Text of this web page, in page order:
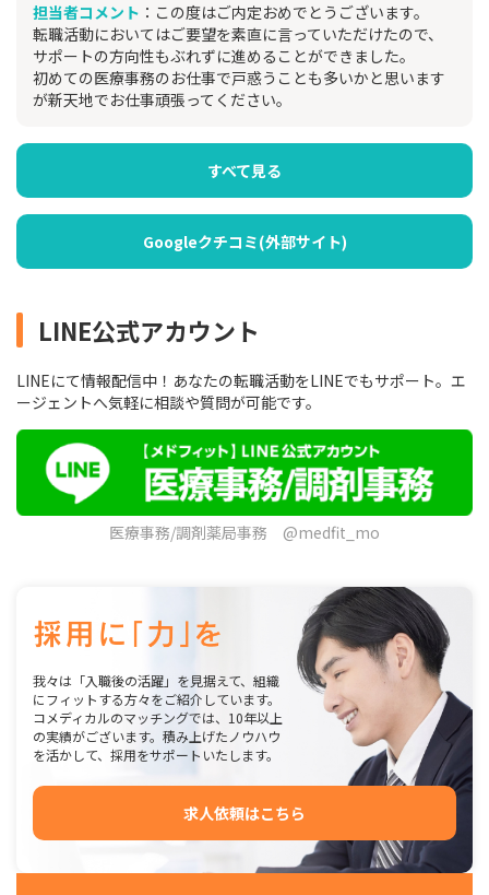
担当者コメント ：この度はご内定おめでとうございます。
転職活動においてはご要望を素直に言っていただけたので、
サポートの方向性もぶれずに進めることができました。
初めての医療事務のお仕事で戸惑うことも多いかと思います
が新天地でお仕事頑張ってください。
すべて見る
Googleクチコミ(外部サイト)
LINE公式アカウント
LINEにて情報配信中！あなたの転職活動をLINEでもサポート。エ
ージェントへ気軽に相談や質問が可能です。
医療事務/調剤薬局事務 @medfit_mo
我々は「入職後の活躍」を見据えて、組織
にフィットする方々をご紹介しています。
コメディカルのマッチングでは、10年以上
の実績がございます。積み上げたノウハウ
を活かして、採用をサポートいたします。
求人依頼はこちら